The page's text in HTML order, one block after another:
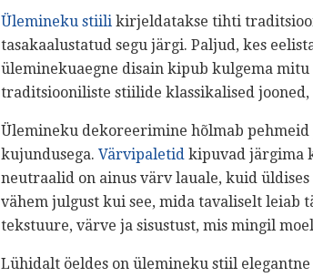
Ülemineku stiili kirjeldatakse tihti
tasakaalustatud segu järgi. Paljud, kes
üleminekuaegne disain kipub kulgema
traditsiooniliste stiilide klassikalised jooned,
Ülemineku dekoreerimine hõlmab
kujundusega. Värvipaletid kipuvad järgima
neutraalid on ainus värv lauale, kuid
vähem julgust kui see, mida tavaliselt leiab
tekstuure, värve ja sisustust, mis mingil
Lühidalt öeldes on ülemineku stiil